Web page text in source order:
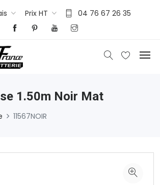
Prix HT 04 76 67 26 35
1.50m Noir Mat
11567NOIR